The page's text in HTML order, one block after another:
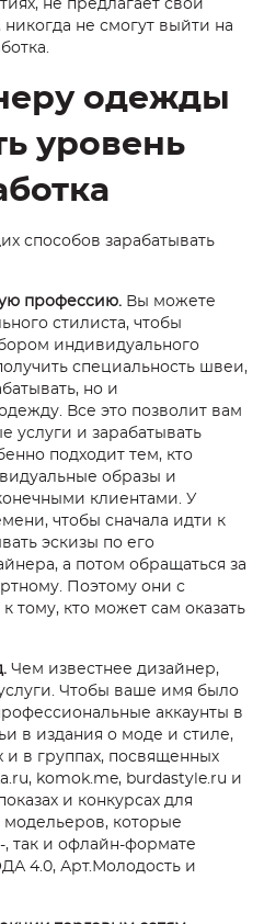
не предлагает свои
не смогут выйти на
одежды
уровень
способов зарабатывать
профессию. Вы можете
стилиста, чтобы
индивидуального
специальность швеи,
но и
Все это позволит вам
услуги и зарабатывать
подходит тем, кто
образы и
клиентами. У
чтобы сначала идти к
эскизы по его
а потом обращаться за
Поэтому они с
тому, кто может сам оказать
Чем известнее дизайнер,
Чтобы ваше имя было
аккаунты в
в издания о моде и стиле,
в группах, посвященных
komok.me, burdastyle.ru и
и конкурсах для
которые
, так и офлайн-формате
4.0, Арт.Молодость и